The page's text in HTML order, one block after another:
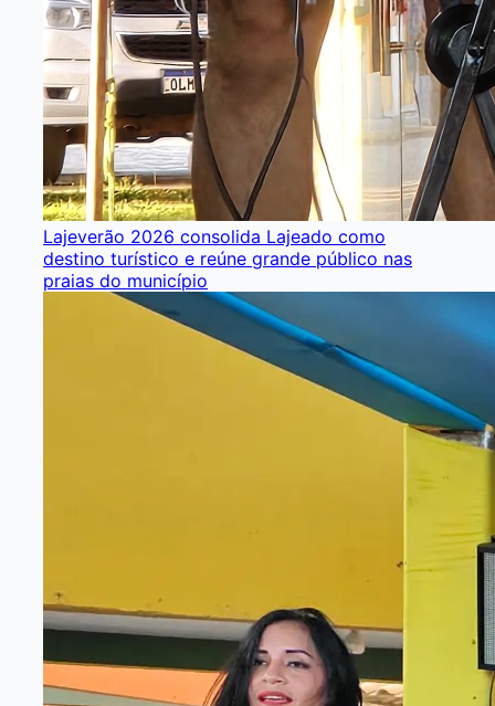
Lajeverão 2026 consolida Lajeado como
destino turístico e reúne grande público nas
praias do município